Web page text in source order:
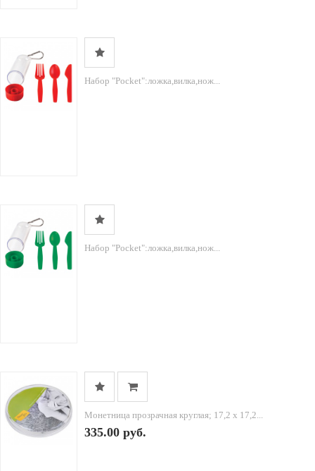
Набор "Pocket":ложка,вилка,нож...
Набор "Pocket":ложка,вилка,нож...
Монетница прозрачная круглая; 17,2 х 17,2...
335.00 руб.